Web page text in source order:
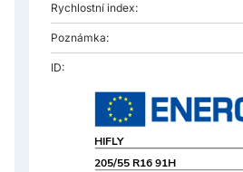
Rychlostní index:
Poznámka:
ID:
205/55 R16 91H
HIFLY